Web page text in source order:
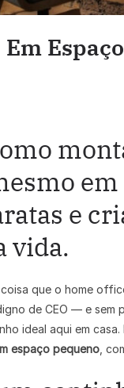
em
e
vida.
que o home
de CEO — e sem
ideal aqui em
espaço pequeno ,